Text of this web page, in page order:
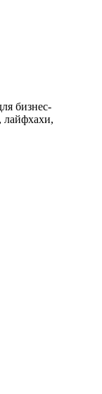
бизнес-
лайфхахи,